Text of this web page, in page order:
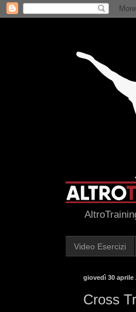
Video Esercizi
giovedì 30 aprile
Cross